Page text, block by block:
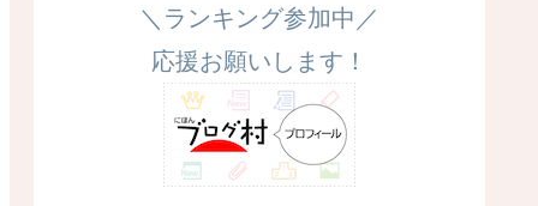
＼ランキング参加中／
応援お願いします！